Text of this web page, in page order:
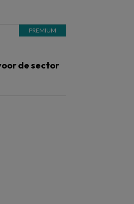
de sector